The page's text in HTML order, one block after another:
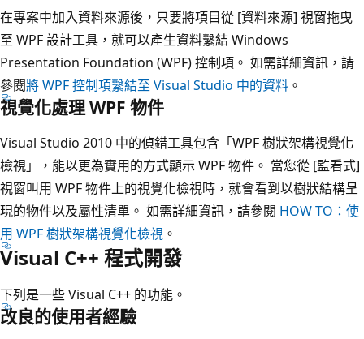
在專案中加入資料來源後，只要將項目從 [資料來源] 視窗拖曳
至 WPF 設計工具，就可以產生資料繫結 Windows
Presentation Foundation (WPF) 控制項。 如需詳細資訊，請
參閱將 WPF 控制項繫結至 Visual Studio 中的資料 。
視覺化處理 WPF 物件
Visual Studio 2010 中的偵錯工具包含「WPF 樹狀架構視覺化
檢視」，能以更為實用的方式顯示 WPF 物件。 當您從 [監看式]
視窗叫用 WPF 物件上的視覺化檢視時，就會看到以樹狀結構呈
現的物件以及屬性清單。 如需詳細資訊，請參閱 HOW TO：使
用 WPF 樹狀架構視覺化檢視 。
Visual C++ 程式開發
下列是一些 Visual C++ 的功能。
改良的使用者經驗